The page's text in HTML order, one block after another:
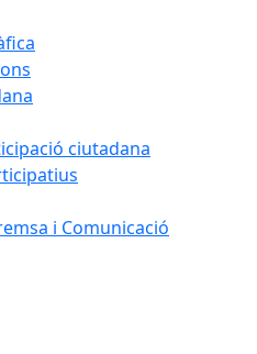
ciutadana
i Comunicació